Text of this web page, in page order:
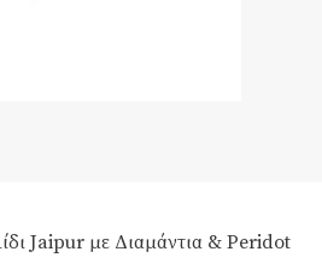
Jaipur με Διαμάντια & Peridot